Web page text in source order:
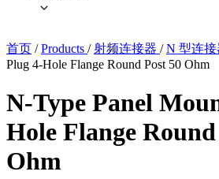
首页 / Products / 射频连接器 / N 型连接
Plug 4-Hole Flange Round Post 50 Ohm
N-Type Panel
Hole Flange Round
Ohm